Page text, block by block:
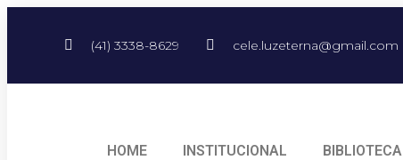
(41) 3338-8629 cele.luzeterna@gmail.com
HOME INSTITUCIONAL BIBLIOTECA